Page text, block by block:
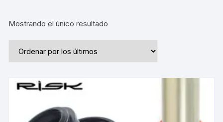
Mostrando el único resultado